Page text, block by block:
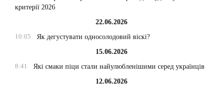
критерії 2026
22.06.2026
10:05
Як дегустувати односолодовий віскі?
15.06.2026
8:41
Які смаки піци стали найулюбленішими серед українців
12.06.2026